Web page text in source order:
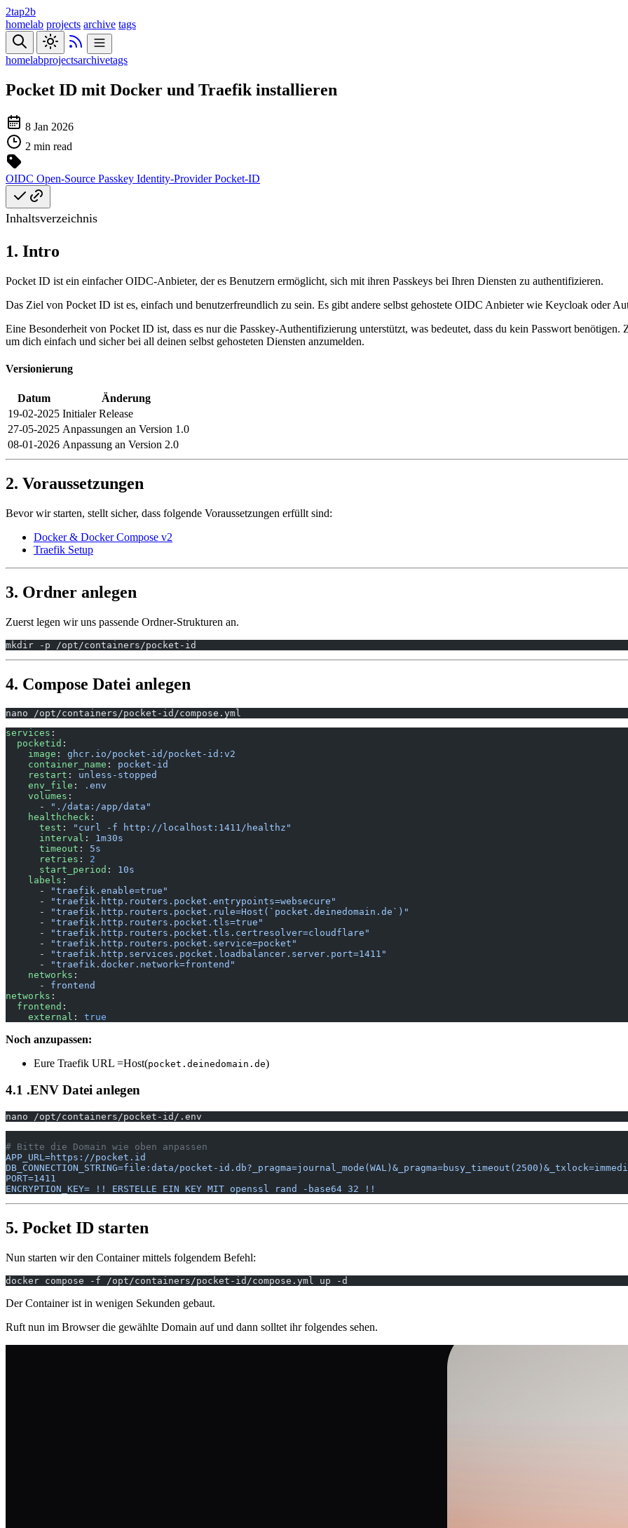
2tap2b
homelab projects archive tags
homelabprojectsarchivetags
Pocket ID mit Docker und Traefik installieren
8 Jan 2026
2 min read
OIDC Open-Source Passkey Identity-ProviderPocket-ID
Inhaltsverzeichnis
1. Intro
Pocket ID ist ein einfacher OIDC-Anbieter, der es Benutzern ermöglicht, sich mit ihren Passkeys bei Ihren Diensten zu authentifizieren.
Das Ziel von Pocket ID ist es, einfach und benutzerfreundlich zu sein. Es gibt andere selbst gehostete OIDC Anbieter wie Keycloak oder
Eine Besonderheit von Pocket ID ist, dass es nur die Passkey-Authentifizierung unterstützt, was bedeutet, dass du kein Passwort
um dich einfach und sicher bei all deinen selbst gehosteten Diensten anzumelden.
Versionierung
Datum
Änderung
19-02-2025 Initialer Release
27-05-2025 Anpassungen an Version 1.0
08-01-2026 Anpassung an Version 2.0
2. Voraussetzungen
Bevor wir starten, stellt sicher, dass folgende Voraussetzungen erfüllt sind:
Docker & Docker Compose v2
Traefik Setup
3. Ordner anlegen
Zuerst legen wir uns passende Ordner-Strukturen an.
mkdir -p /opt/containers/pocket-id
4. Compose Datei anlegen
nano /opt/containers/pocket-id/compose.yml
services :
  pocketid
:
    image
: ghcr.io/pocket-id/pocket-id:v2
    container_name
: pocket-id
    restart
: unless-stopped
    env_file
:
.env
    volumes
:
      -
"./data:/app/data"
    healthcheck
:
      test
:
"curl -f http://localhost:1411/healthz"
      interval
: 1m30s
      timeout
: 5s
      retries
: 2
      start_period
: 10s
    labels
:
      -
"traefik.enable=true"
      -
"traefik.http.routers.pocket.entrypoints=websecure"
      -
"traefik.http.routers.pocket.rule=Host(`pocket.deinedomain.de`)"
      -
"traefik.http.routers.pocket.tls=true"
      -
"traefik.http.routers.pocket.tls.certresolver=cloudflare"
      -
"traefik.http.routers.pocket.service=pocket"
      -
"traefik.http.services.pocket.loadbalancer.server.port=1411"
      -
"traefik.docker.network=frontend"
    networks
:
      -
frontend
networks :
  frontend
:
    external
: true
Noch anzupassen:
Eure Traefik URL =Host(pocket.deinedomain.de)
4.1 .ENV Datei anlegen
nano /opt/containers/pocket-id/.env
# Bitte die Domain wie oben anpassen
APP_URL=https://pocket.id
DB_CONNECTION_STRING=file:data/pocket-
PORT=1411
ENCRYPTION_KEY= !! ERSTELLE EIN KEY MIT openssl rand -base64 32 !!
5. Pocket ID starten
Nun starten wir den Container mittels folgendem Befehl:
docker compose -f /opt/containers/pocket-id/compose.yml up -d
Der Container ist in wenigen Sekunden gebaut.
Ruft nun im Browser die gewählte Domain auf und dann solltet ihr folgendes sehen.